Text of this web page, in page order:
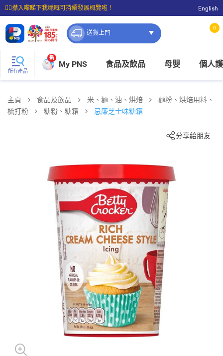
☝🏼㩒入嚟睇下我哋嘅可持續發展概覽啦！
⭐購物滿$399即享免費送貨；滿$100即可免費店取。
English
送貨上門
0
所有產品
新
My PNS 食品及飲品 母嬰 個人
主頁 食品及飲品 米、麵、油、烘焙
麵粉、烘焙用料、
梳打粉
糖粉、糖霜 忌廉芝士味糖霜
分享給朋友